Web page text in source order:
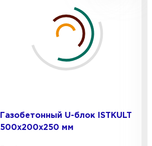
Газобетонный U-блок ISTKULT
500х200х250 мм